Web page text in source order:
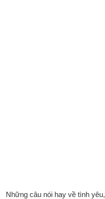
Những câu nói hay về tình yêu,